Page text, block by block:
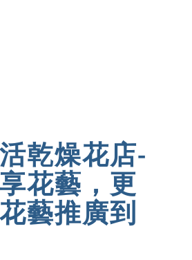
乾燥花店-
花藝，更
藝推廣到